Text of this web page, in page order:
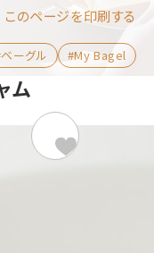
ム
ーグル #My Bagel
このページを印刷する